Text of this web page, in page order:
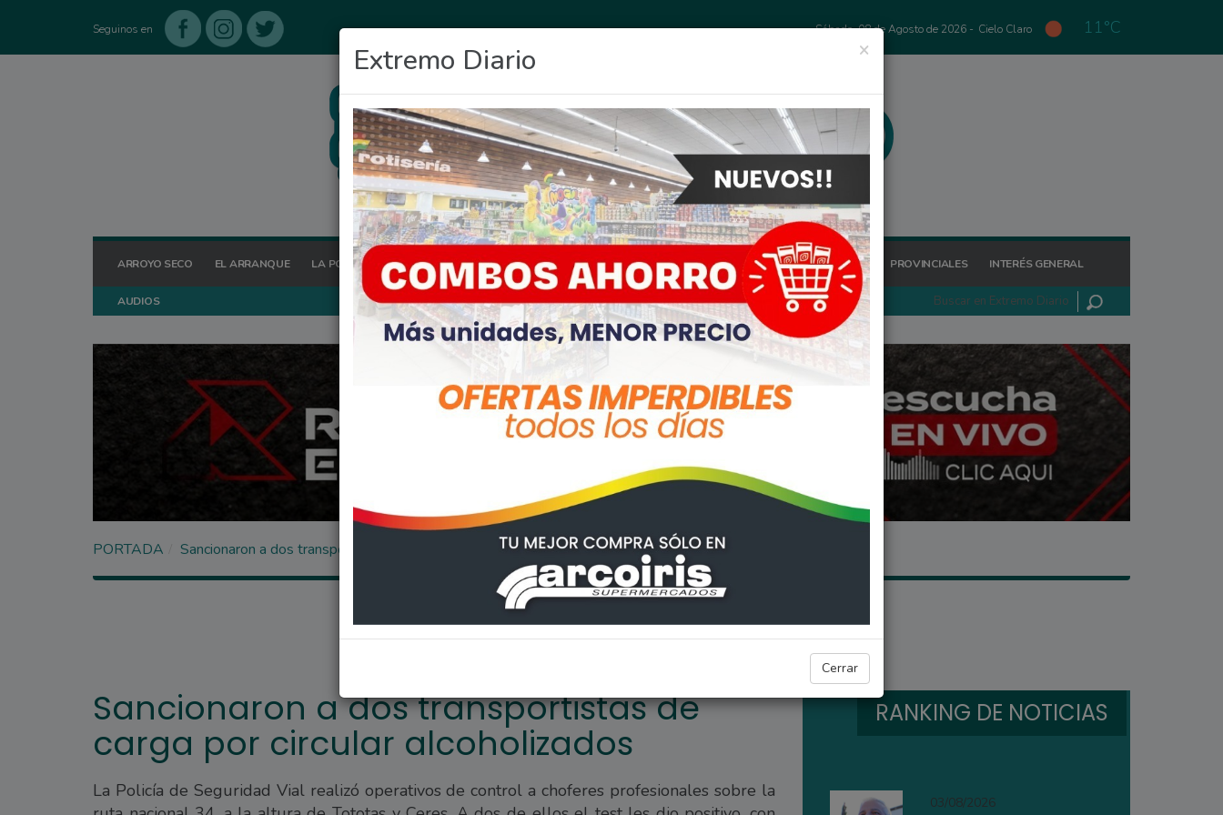
Seguinos en Sábado, 08 de Agosto de 2026 - Cielo Claro 11°C
ARROYO SECO EL ARRANQUE LA POSTA HOY OCIO DEPORTES FIGHIERA GENERAL LAGOS POLICIALES REGIONALES PROVINCIALES INTERÉS GENERAL
AUDIOS
×
Extremo Diario
Cerrar
PORTADA Sancionaron a dos transportistas de carga por circular alcoholizados
REGIONALES
Sancionaron a dos transportistas de
carga por circular alcoholizados
La Policía de Seguridad Vial realizó operativos de control a choferes profesionales sobre la
RANKING DE NOTICIAS
03/08/2026